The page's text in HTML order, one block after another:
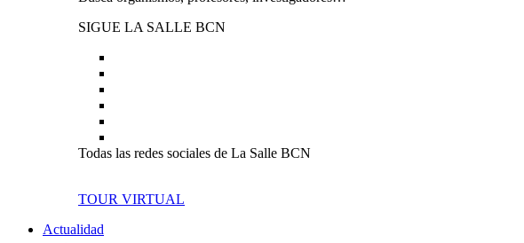
SIGUE LA SALLE BCN
Todas las redes sociales de La Salle BCN
TOUR VIRTUAL
Actualidad